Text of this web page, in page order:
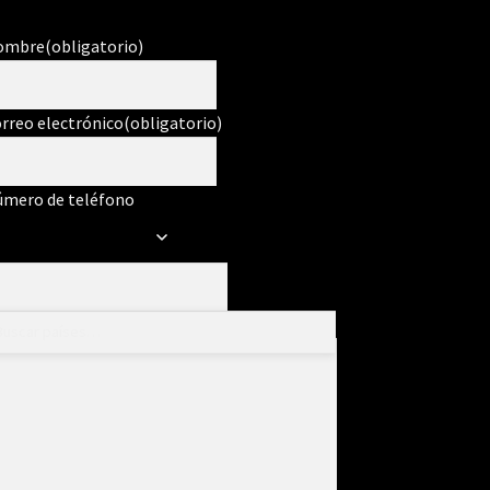
(obligatorio)
electrónico(obligatorio)
de teléfono